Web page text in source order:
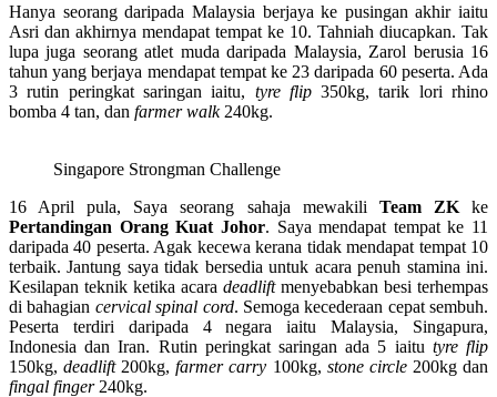
Hanya seorang daripada Malaysia berjaya ke pusingan akhir iaitu
Asri dan akhirnya mendapat tempat ke 10. Tahniah diucapkan. Tak
lupa juga seorang atlet muda daripada Malaysia, Zarol berusia 16
tahun yang berjaya mendapat tempat ke 23 daripada 60 peserta. Ada
3 rutin peringkat saringan iaitu, tyre flip350kg, tarik lori rhino
bomba 4 tan, dan farmer walk240kg.
Singapore Strongman Challenge
16 April pula, Saya seorang sahaja mewakili Team ZKke
Pertandingan Orang Kuat Johor. Saya mendapat tempat ke 11
daripada 40 peserta. Agak kecewa kerana tidak mendapat tempat 10
terbaik. Jantung saya tidak bersedia untuk acara penuh stamina ini.
Kesilapan teknik ketika acara deadliftmenyebabkan besi terhempas
di bahagian cervical spinal cord. Semoga kecederaan cepat sembuh.
Peserta terdiri daripada 4 negara iaitu Malaysia, Singapura,
Indonesia dan Iran. Rutin peringkat saringan ada 5 iaitu tyre flip
150kg,deadlift200kg,farmer carry 100kg, stone circle200kg dan
fingal finger240kg.